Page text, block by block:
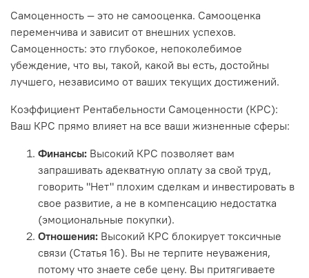
Самоценность — это не самооценка. Самооценка
переменчива и зависит от внешних успехов.
Самоценность: это глубокое, непоколебимое
убеждение, что вы, такой, какой вы есть, достойны
лучшего, независимо от ваших текущих достижений.
Коэффициент Рентабельности Самоценности (КРС):
Ваш КРС прямо влияет на все ваши жизненные сферы:
Финансы: Высокий КРС позволяет вам
запрашивать адекватную оплату за свой труд,
говорить "Нет" плохим сделкам и инвестировать в
свое развитие, а не в компенсацию недостатка
(эмоциональные покупки).
Отношения: Высокий КРС блокирует токсичные
связи (Статья 16). Вы не терпите неуважения,
потому что знаете себе цену. Вы притягиваете